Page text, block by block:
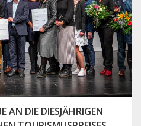
AN DIE DIESJÄHRIGEN